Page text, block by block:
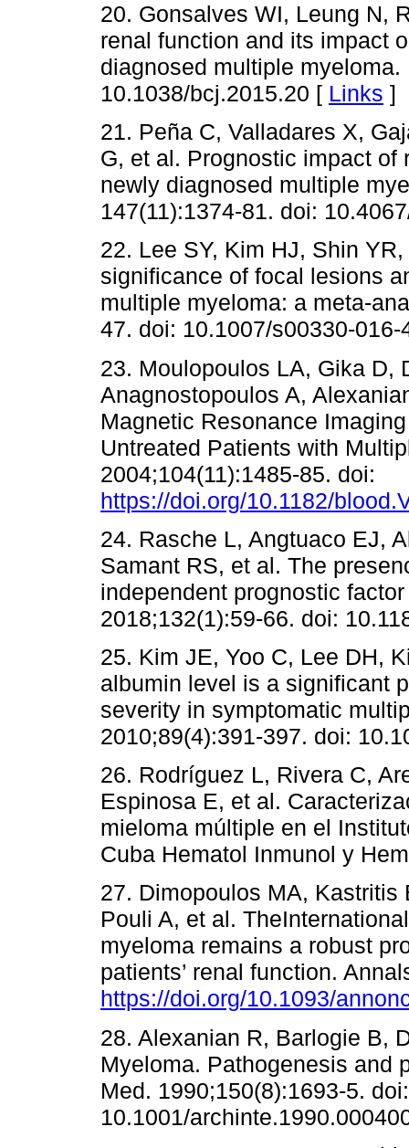
20. Gonsalves WI, Leung N,
renal function and its impact
diagnosed multiple
10.1038/bcj.2015.20 [ Links ]
21. Peña C, Valladares X,
G, et al. Prognostic impact
newly diagnosed multiple
147(11):1374-81. doi:
22. Lee SY, Kim HJ, Shin
significance of focal lesions
multiple myeloma: a meta-
47. doi: 10.1007/s00330-
23. Moulopoulos LA, Gika D,
Anagnostopoulos A,
Magnetic Resonance
Untreated Patients with
2004;104(11):1485-85. doi:
https://doi.org/10.1182/
24. Rasche L, Angtuaco EJ,
Samant RS, et al. The
independent prognostic
2018;132(1):59‐66. doi:
25. Kim JE, Yoo C, Lee DH,
albumin level is a significant
severity in symptomatic
2010;89(4):391‐397. doi:
26. Rodríguez L, Rivera C,
Espinosa E, et al.
mieloma múltiple en el
Cuba Hematol Inmunol y
27. Dimopoulos MA,
Pouli A, et al.
myeloma remains a robust
patients’ renal function.
https://doi.org/10.1093/
28. Alexanian R, Barlogie B,
Myeloma. Pathogenesis and
Med. 1990;150(8):1693-5. doi:
10.1001/